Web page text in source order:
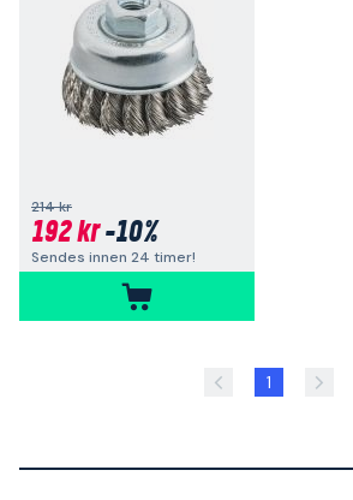
214 kr
192 kr-10%
Sendes innen 24 timer!
1